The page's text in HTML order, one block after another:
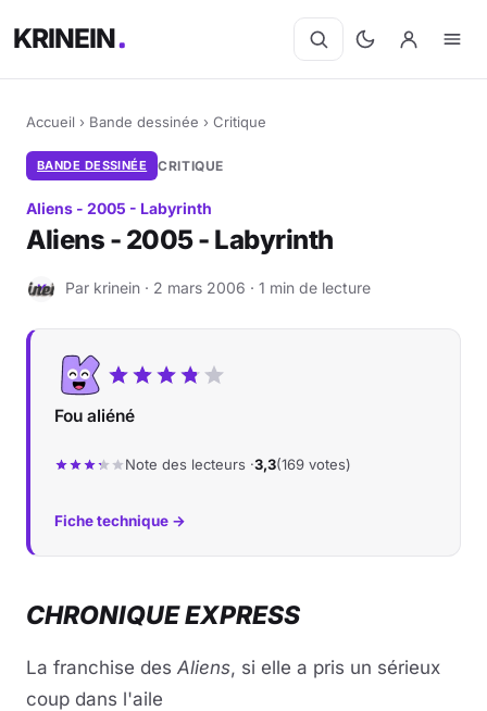
KRINEIN
Accueil › Bande dessinée › Critique
BANDE DESSINÉE CRITIQUE
Aliens - 2005 - Labyrinth
Aliens - 2005 - Labyrinth
K Par krinein · 2 mars 2006 · 1 min de lecture
Fou aliéné
Note des lecteurs ·3,3(169 votes)
Fiche technique →
CHRONIQUE EXPRESS
La franchise des Aliens, si elle a pris un sérieux
coup dans l'aile